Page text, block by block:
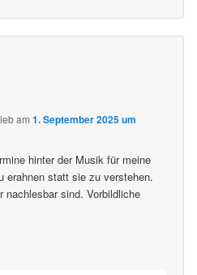
am1. September 2025 um
hinter der Musik für meine
erahnen statt sie zu verstehen.
nachlesbar sind. Vorbildliche